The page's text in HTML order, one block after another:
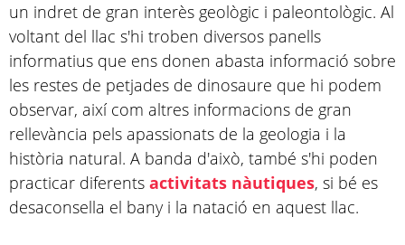
un indret de gran interès geològic i paleontològic. Al
voltant del llac s'hi troben diversos panells
informatius que ens donen abasta informació sobre
les restes de petjades de dinosaure que hi podem
observar, així com altres informacions de gran
rellevància pels apassionats de la geologia i la
història natural. A banda d'això, també s'hi poden
practicar diferents activitats nàutiques, si bé es
desaconsella el bany i la natació en aquest llac.